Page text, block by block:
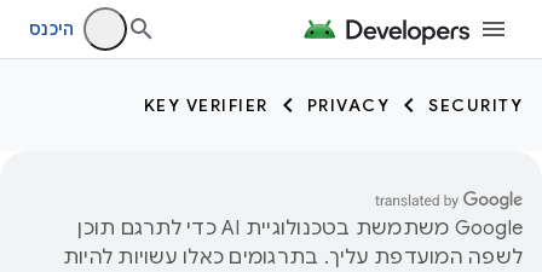
היכנס
SECURITY
PRIVACY
KEY VERIFIER
‫Google משתמשת בטכנולוגיית AI כדי לתרגם תוכן
לשפה המועדפת עליך. בתרגומים כאלו עשויות להיות